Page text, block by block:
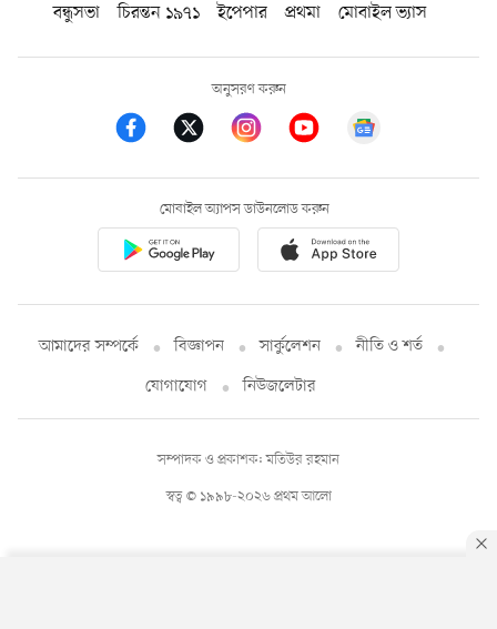
বন্ধুসভা
চিরন্তন ১৯৭১ ইপেপার প্রথমা মোবাইল ভ্যাস
অনুসরণ করুন
মোবাইল অ্যাপস ডাউনলোড করুন
আমাদের সম্পর্কে বিজ্ঞাপন সার্কুলেশন
নীতি ও শর্ত
যোগাযোগ
নিউজলেটার
স্বত্ব © ১৯৯৮-২০২৬ প্রথম আলো
সম্পাদক ও প্রকাশক: মতিউর রহমান